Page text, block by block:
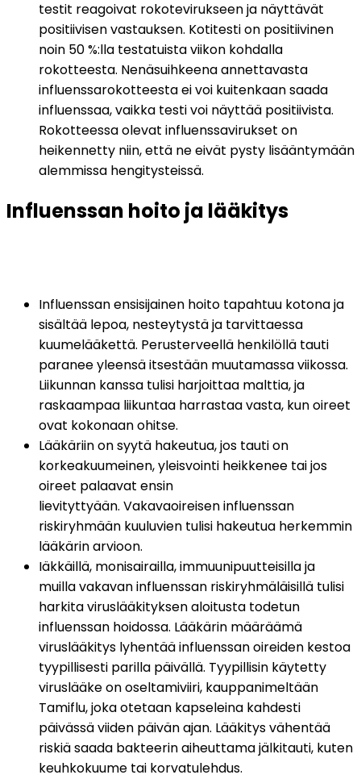
testit reagoivat rokotevirukseen ja näyttävät
positiivisen vastauksen. Kotitesti on positiivinen
noin 50 %:lla testatuista viikon kohdalla
rokotteesta. Nenäsuihkeena annettavasta
influenssarokotteesta ei voi kuitenkaan saada
influenssaa, vaikka testi voi näyttää positiivista.
Rokotteessa olevat influenssavirukset on
heikennetty niin, että ne eivät pysty lisääntymään
alemmissa hengitysteissä.
Influenssan hoito ja lääkitys
Influenssan ensisijainen hoito tapahtuu kotona ja
sisältää lepoa, nesteytystä ja tarvittaessa
kuumelääkettä. Perusterveellä henkilöllä tauti
paranee yleensä itsestään muutamassa viikossa.
Liikunnan kanssa tulisi harjoittaa malttia, ja
raskaampaa liikuntaa harrastaa vasta, kun oireet
ovat kokonaan ohitse.
Lääkäriin on syytä hakeutua, jos tauti on
korkeakuumeinen, yleisvointi heikkenee tai jos
oireet palaavat ensin
lievityttyään. Vakavaoireisen influenssan
riskiryhmään kuuluvien tulisi hakeutua herkemmin
lääkärin arvioon.
Iäkkäillä, monisairailla, immuunipuutteisilla ja
muilla vakavan influenssan riskiryhmäläisillä tulisi
harkita viruslääkityksen aloitusta todetun
influenssan hoidossa. Lääkärin määräämä
viruslääkitys lyhentää influenssan oireiden kestoa
tyypillisesti parilla päivällä. Tyypillisin käytetty
viruslääke on oseltamiviiri, kauppanimeltään
Tamiflu, joka otetaan kapseleina kahdesti
päivässä viiden päivän ajan. Lääkitys vähentää
riskiä saada bakteerin aiheuttama jälkitauti, kuten
keuhkokuume tai korvatulehdus.